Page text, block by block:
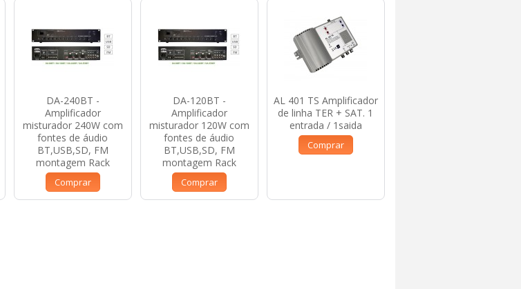
DA-240BT -
Amplificador
misturador 240W com
fontes de áudio
BT,USB,SD, FM
montagem Rack
Comprar
DA-120BT -
Amplificador
misturador 120W com
fontes de áudio
BT,USB,SD, FM
montagem Rack
Comprar
AL 401 TS Amplificador
de linha TER + SAT. 1
entrada / 1saida
Comprar